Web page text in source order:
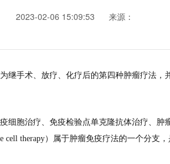
2023-02-06 15:09:53 来源：
继手术、放疗、化疗后的第四种肿瘤疗法，
细胞治疗、免疫检验点单克隆抗体治疗、肿
therapy）属于肿瘤免疫疗法的一个分支